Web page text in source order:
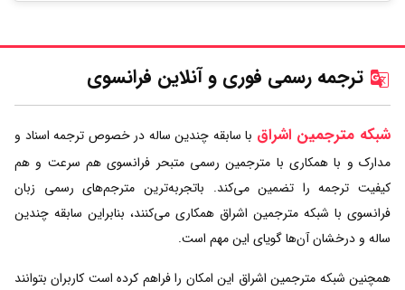
ترجمه رسمی فوری و آنلاین فرانسوی
شبکه مترجمین اشراق با سابقه چندین ساله در خصوص ترجمه اسناد و
مدارک و با همکاری با مترجمین رسمی متبحر فرانسوی هم سرعت و هم
کیفیت ترجمه را تضمین می‌کند. باتجربه‌ترین مترجم‌های رسمی زبان
فرانسوی با شبکه مترجمین اشراق همکاری می‌کنند، بنابراین سابقه چندین
ساله و درخشان آن‌ها گویای این مهم است.
همچنین شبکه مترجمین اشراق این امکان را فراهم کرده است کاربران بتوانند